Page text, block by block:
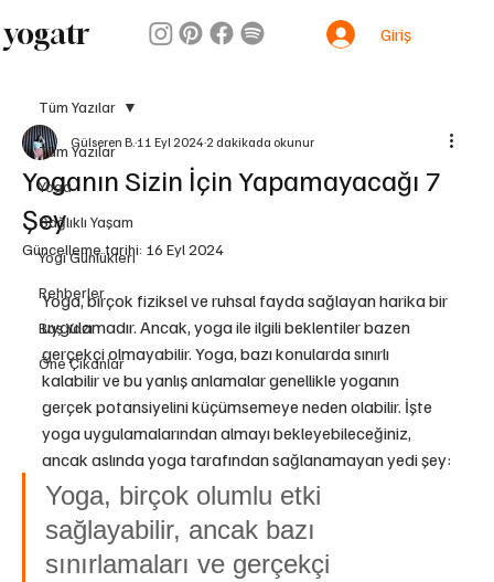
yogatr Giriş
Tüm Yazılar
Yoga
Sağlıklı Yaşam
Yogi Günlükleri
Rehberler
Baş Yazı
Öne Çıkanlar
Tüm Yazılar
Yoganın Sizin İçin Yapamayacağı 7
Şey
Gülseren B. 11 Eyl 2024 2 dakikada okunur
Güncelleme tarihi: 16 Eyl 2024
Yoga, birçok fiziksel ve ruhsal fayda sağlayan harika bir
uygulamadır. Ancak, yoga ile ilgili beklentiler bazen
gerçekçi olmayabilir. Yoga, bazı konularda sınırlı
kalabilir ve bu yanlış anlamalar genellikle yoganın
gerçek potansiyelini küçümsemeye neden olabilir. İşte
yoga uygulamalarından almayı bekleyebileceğiniz,
ancak aslında yoga tarafından sağlanamayan yedi şey:
Yoga, birçok olumlu etki
sağlayabilir, ancak bazı
sınırlamaları ve gerçekçi